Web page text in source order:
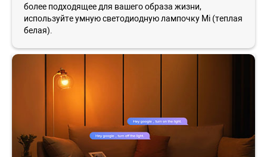
более подходящее для вашего образа жизни,
используйте умную светодиодную лампочку Mi (теплая
белая).